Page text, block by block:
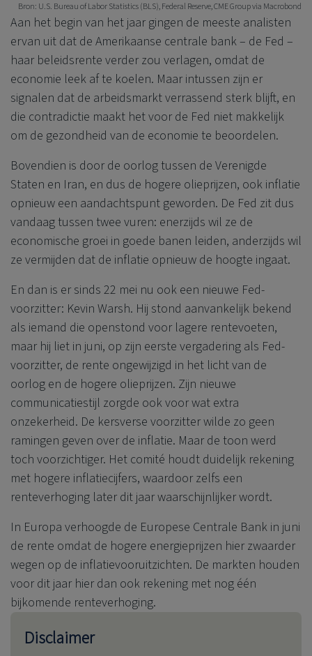
Bron: U.S. Bureau of Labor Statistics (BLS), Federal Reserve, CME Group via Macrobond
Aan het begin van het jaar gingen de meeste analisten
ervan uit dat de Amerikaanse centrale bank – de Fed –
haar beleidsrente verder zou verlagen, omdat de
economie leek af te koelen. Maar intussen zijn er
signalen dat de arbeidsmarkt verrassend sterk blijft, en
die contradictie maakt het voor de Fed niet makkelijk
om de gezondheid van de economie te beoordelen.
Bovendien is door de oorlog tussen de Verenigde
Staten en Iran, en dus de hogere olieprijzen, ook inflatie
opnieuw een aandachtspunt geworden. De Fed zit dus
vandaag tussen twee vuren: enerzijds wil ze de
economische groei in goede banen leiden, anderzijds wil
ze vermijden dat de inflatie opnieuw de hoogte ingaat.
En dan is er sinds 22 mei nu ook een nieuwe Fed-
voorzitter: Kevin Warsh. Hij stond aanvankelijk bekend
als iemand die openstond voor lagere rentevoeten,
maar hij liet in juni, op zijn eerste vergadering als Fed-
voorzitter, de rente ongewijzigd in het licht van de
oorlog en de hogere olieprijzen. Zijn nieuwe
communicatiestijl zorgde ook voor wat extra
onzekerheid. De kersverse voorzitter wilde zo geen
ramingen geven over de inflatie. Maar de toon werd
toch voorzichtiger. Het comité houdt duidelijk rekening
met hogere inflatiecijfers, waardoor zelfs een
renteverhoging later dit jaar waarschijnlijker wordt.
In Europa verhoogde de Europese Centrale Bank in juni
de rente omdat de hogere energieprijzen hier zwaarder
wegen op de inflatievooruitzichten. De markten houden
voor dit jaar hier dan ook rekening met nog één
bijkomende renteverhoging.
Disclaimer